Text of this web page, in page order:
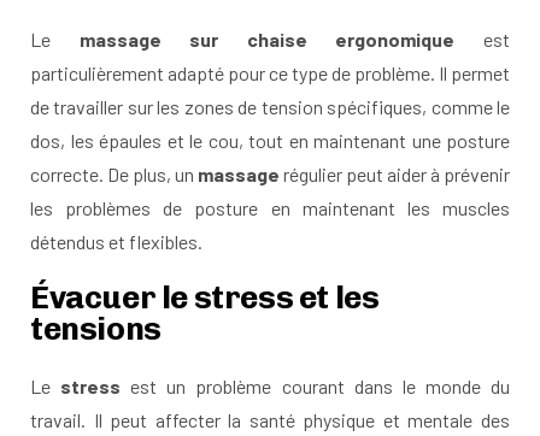
Le massage sur chaise ergonomique est
particulièrement adapté pour ce type de problème. Il permet
de travailler sur les zones de tension spécifiques, comme le
dos, les épaules et le cou, tout en maintenant une posture
correcte. De plus, un massage régulier peut aider à prévenir
les problèmes de posture en maintenant les muscles
détendus et flexibles.
Évacuer le stress et les
tensions
Le stress est un problème courant dans le monde du
travail. Il peut affecter la santé physique et mentale des